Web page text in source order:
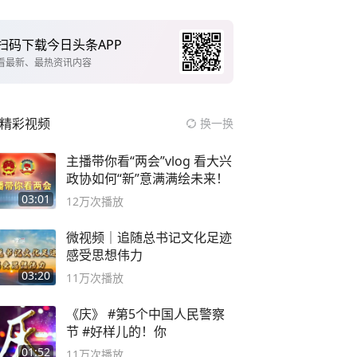
码下载今日头条APP
最新、最热资讯内容
精彩视频 换一换
03:01
主播带你看“两会”vlog 看大兴
政协如何“新”意满满绘未来！
12万次播放
03:20
微视频｜追随总书记文化足迹
感受思想伟力
11万次播放
01:52
《庆》 #第5个中国人民警察
节 #好样儿的！你